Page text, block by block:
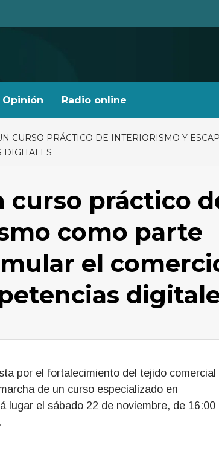
Opinión Radio online
CURSO PRÁCTICO DE INTERIORISMO Y
DIGITALES
curso práctico
como parte
el
por el fortalecimiento del tejido comercial
de un curso especializado en
lugar el sábado 22 de noviembre, de 16:00